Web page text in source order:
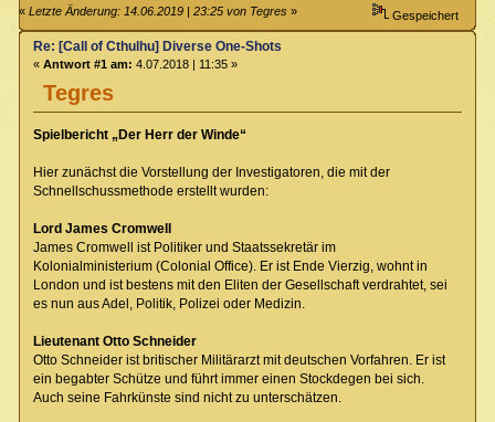
«Letzte Änderung: 14.06.2019 | 23:25 von Tegres » Gespeichert
Tegres
Re: [Call of Cthulhu] Diverse One-Shots
« Antwort #1 am: 4.07.2018 | 11:35 »
Spielbericht „Der Herr der Winde“
Hier zunächst die Vorstellung der Investigatoren, die mit der
Schnellschussmethode erstellt wurden:
Lord James Cromwell
James Cromwell ist Politiker und Staatssekretär im
Kolonialministerium (Colonial Office). Er ist Ende Vierzig, wohnt in
London und ist bestens mit den Eliten der Gesellschaft verdrahtet, sei
es nun aus Adel, Politik, Polizei oder Medizin.
Lieutenant Otto Schneider
Otto Schneider ist britischer Militärarzt mit deutschen Vorfahren. Er ist
ein begabter Schütze und führt immer einen Stockdegen bei sich.
Auch seine Fahrkünste sind nicht zu unterschätzen.